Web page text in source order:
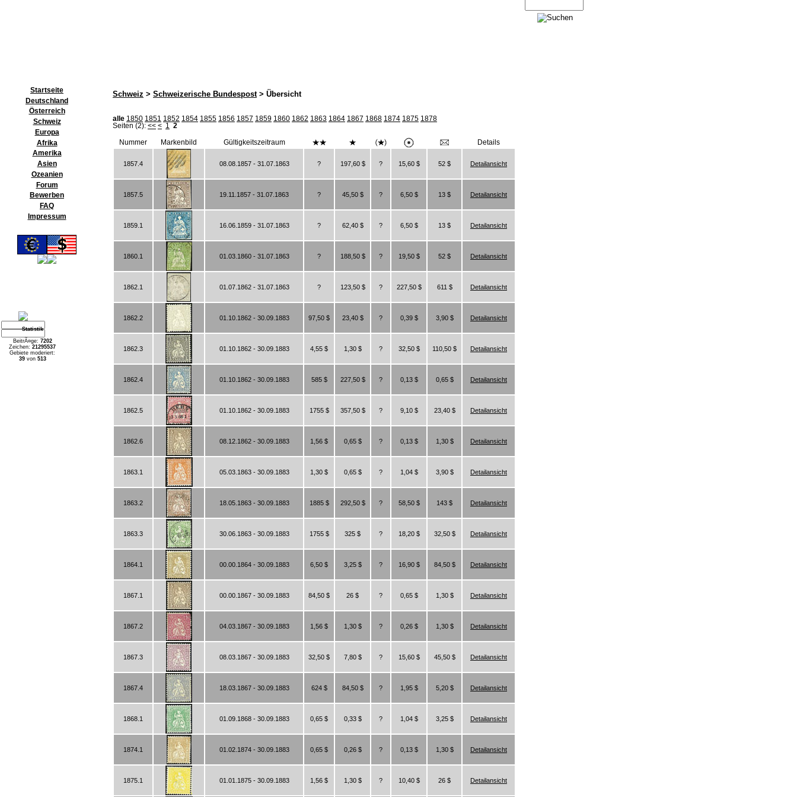
Startseite
Deutschland
Österreich
Schweiz
Europa
Afrika
Amerika
Asien
Ozeanien
Forum
Bewerben
FAQ
Impressum
Statistik
BeitrÃ¤ge: 7202
Zeichen: 21295537
Gebiete moderiert:
39von 513
Schweiz > Schweizerische Bundespost> Übersicht
alle 1850 1851 1852 1854 1855 1856 1857 1859 1860 1862 1863 1864 1867 1868 1874 1875 1878
Seiten (2): << < 1 2
Nummer Markenbild Gültigkeitszeitraum Details
1857.4 08.08.1857 - 31.07.1863 ? 197,60 $ ? 15,60 $ 52 $ Detailansicht
1857.5 19.11.1857 - 31.07.1863 ? 45,50 $ ? 6,50 $ 13 $ Detailansicht
1859.1 16.06.1859 - 31.07.1863 ? 62,40 $ ? 6,50 $ 13 $ Detailansicht
1860.1 01.03.1860 - 31.07.1863 ? 188,50 $ ? 19,50 $ 52 $ Detailansicht
1862.1 01.07.1862 - 31.07.1863 ? 123,50 $ ? 227,50 $ 611 $ Detailansicht
1862.2 01.10.1862 - 30.09.1883 97,50 $ 23,40 $ ? 0,39 $ 3,90 $ Detailansicht
1862.3 01.10.1862 - 30.09.1883 4,55 $ 1,30 $ ? 32,50 $ 110,50 $ Detailansicht
1862.4 01.10.1862 - 30.09.1883 585 $ 227,50 $ ? 0,13 $ 0,65 $ Detailansicht
1862.5 01.10.1862 - 30.09.1883 1755 $ 357,50 $ ? 9,10 $ 23,40 $ Detailansicht
1862.6 08.12.1862 - 30.09.1883 1,56 $ 0,65 $ ? 0,13 $ 1,30 $ Detailansicht
1863.1 05.03.1863 - 30.09.1883 1,30 $ 0,65 $ ? 1,04 $ 3,90 $ Detailansicht
1863.2 18.05.1863 - 30.09.1883 1885 $ 292,50 $ ? 58,50 $ 143 $ Detailansicht
1863.3 30.06.1863 - 30.09.1883 1755 $ 325 $ ? 18,20 $ 32,50 $ Detailansicht
1864.1 00.00.1864 - 30.09.1883 6,50 $ 3,25 $ ? 16,90 $ 84,50 $ Detailansicht
1867.1 00.00.1867 - 30.09.1883 84,50 $ 26 $ ? 0,65 $ 1,30 $ Detailansicht
1867.2 04.03.1867 - 30.09.1883 1,56 $ 1,30 $ ? 0,26 $ 1,30 $ Detailansicht
1867.3 08.03.1867 - 30.09.1883 32,50 $ 7,80 $ ? 15,60 $ 45,50 $ Detailansicht
1867.4 18.03.1867 - 30.09.1883 624 $ 84,50 $ ? 1,95 $ 5,20 $ Detailansicht
1868.1 01.09.1868 - 30.09.1883 0,65 $ 0,33 $ ? 1,04 $ 3,25 $ Detailansicht
1874.1 01.02.1874 - 30.09.1883 0,65 $ 0,26 $ ? 0,13 $ 1,30 $ Detailansicht
1875.1 01.01.1875 - 30.09.1883 1,56 $ 1,30 $ ? 10,40 $ 26 $ Detailansicht